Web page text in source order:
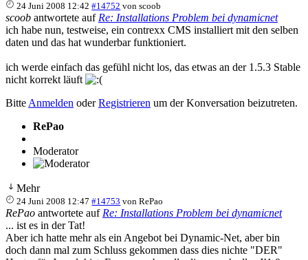
24 Juni 2008 12:42 #14752 vonscoob
scoob antwortete auf Re: Installations Problem bei dynamicnet
ich habe nun, testweise, ein contrexx CMS installiert mit den selben
daten und das hat wunderbar funktioniert.
ich werde einfach das gefühl nicht los, das etwas an der 1.5.3 Stable
nicht korrekt läuft
Bitte Anmelden oderRegistrieren um der Konversation beizutreten.
RePao
Moderator
Mehr
24 Juni 2008 12:47 #14753 vonRePao
RePao antwortete auf Re: Installations Problem bei dynamicnet
... ist es in der Tat!
Aber ich hatte mehr als ein Angebot bei Dynamic-Net, aber bin
doch dann mal zum Schluss gekommen dass dies nichte "DER"